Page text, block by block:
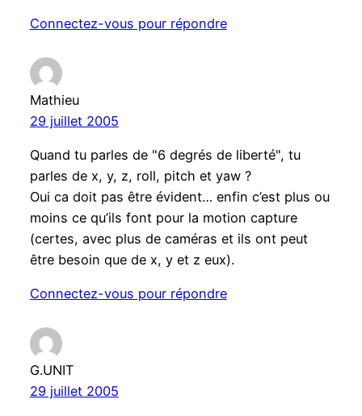
Connectez-vous pour répondre
Mathieu
29 juillet 2005
Quand tu parles de "6 degrés de liberté", tu
parles de x, y, z, roll, pitch et yaw ?
Oui ca doit pas être évident… enfin c’est plus ou
moins ce qu’ils font pour la motion capture
(certes, avec plus de caméras et ils ont peut
être besoin que de x, y et z eux).
Connectez-vous pour répondre
G.UNIT
29 juillet 2005